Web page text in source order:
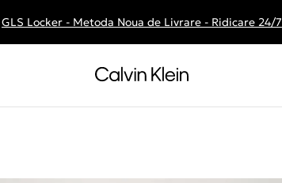
Livrare gratuita la comenzile de peste 250 RON
GLS Locker - Metoda Noua de Livrare - Ridicare 24/7